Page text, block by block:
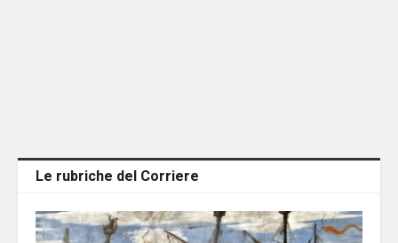
Le rubriche del Corriere